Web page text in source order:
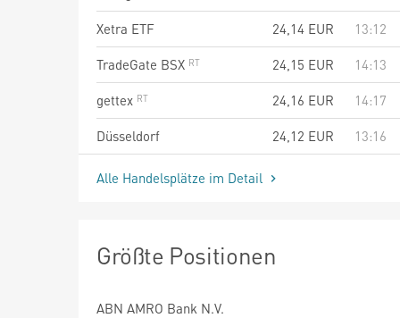
Xetra ETF
24,14 EUR
13:12
TradeGate BSX
24,15 EUR
14:13
gettex
24,16 EUR
14:17
Düsseldorf
24,12 EUR 13:16
Alle Handelsplätze im Detail
Größte Positionen
ABN AMRO Bank N.V.